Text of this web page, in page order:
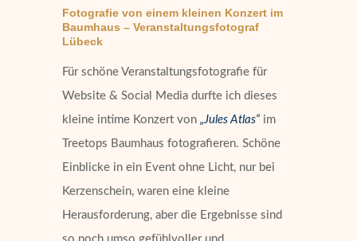
Fotografie von einem kleinen Konzert im
Baumhaus – Veranstaltungsfotograf
Lübeck
Für schöne Veranstaltungsfotografie für
Website & Social Media durfte ich dieses
kleine intime Konzert von„Jules Atlas“ im
Treetops Baumhaus fotografieren. Schöne
Einblicke in ein Event ohne Licht, nur bei
Kerzenschein, waren eine kleine
Herausforderung, aber die Ergebnisse sind